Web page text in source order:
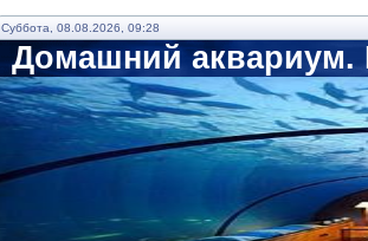
Суббота, 08.08.2026, 09:28
Домашний аквариум.